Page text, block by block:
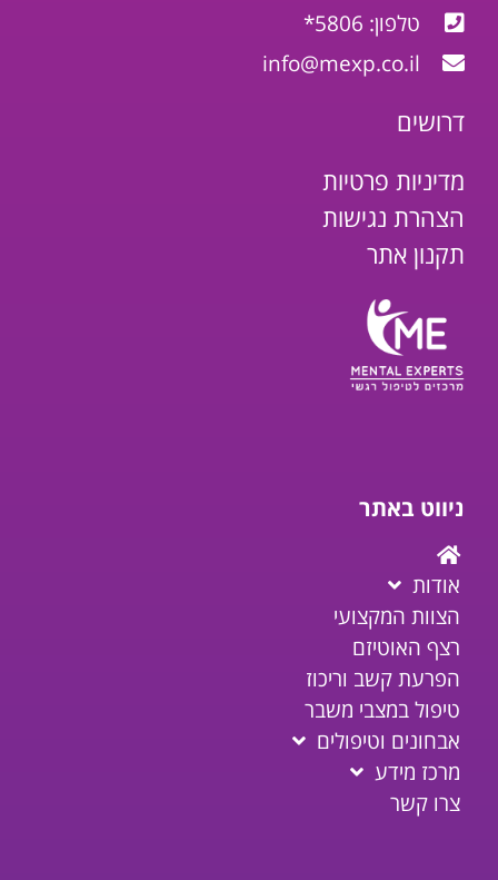
טלפון: 5806*
info@mexp.co.il
דרושים
מדיניות פרטיות
הצהרת נגישות
תקנון אתר
ניווט באתר
אודות
הצוות המקצועי
רצף האוטיזם
הפרעת קשב וריכוז
טיפול במצבי משבר
אבחונים וטיפולים
מרכז מידע
צרו קשר